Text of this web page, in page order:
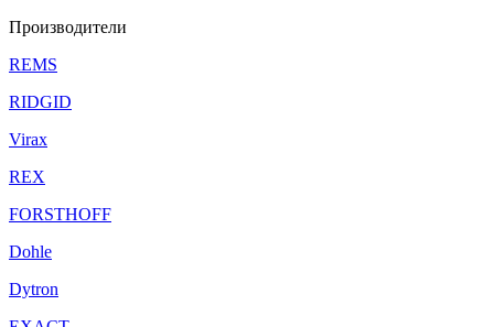
Производители
REMS
RIDGID
Virax
REX
FORSTHOFF
Dohle
Dytron